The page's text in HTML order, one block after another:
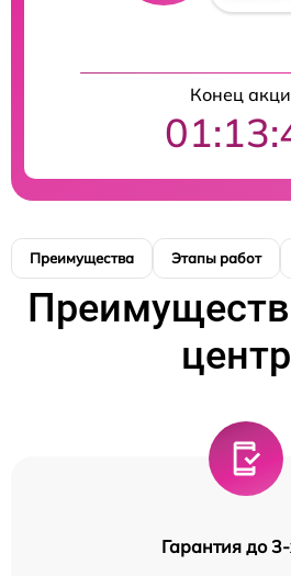
Конец
Преимущества Этапы работ
Гарантия до